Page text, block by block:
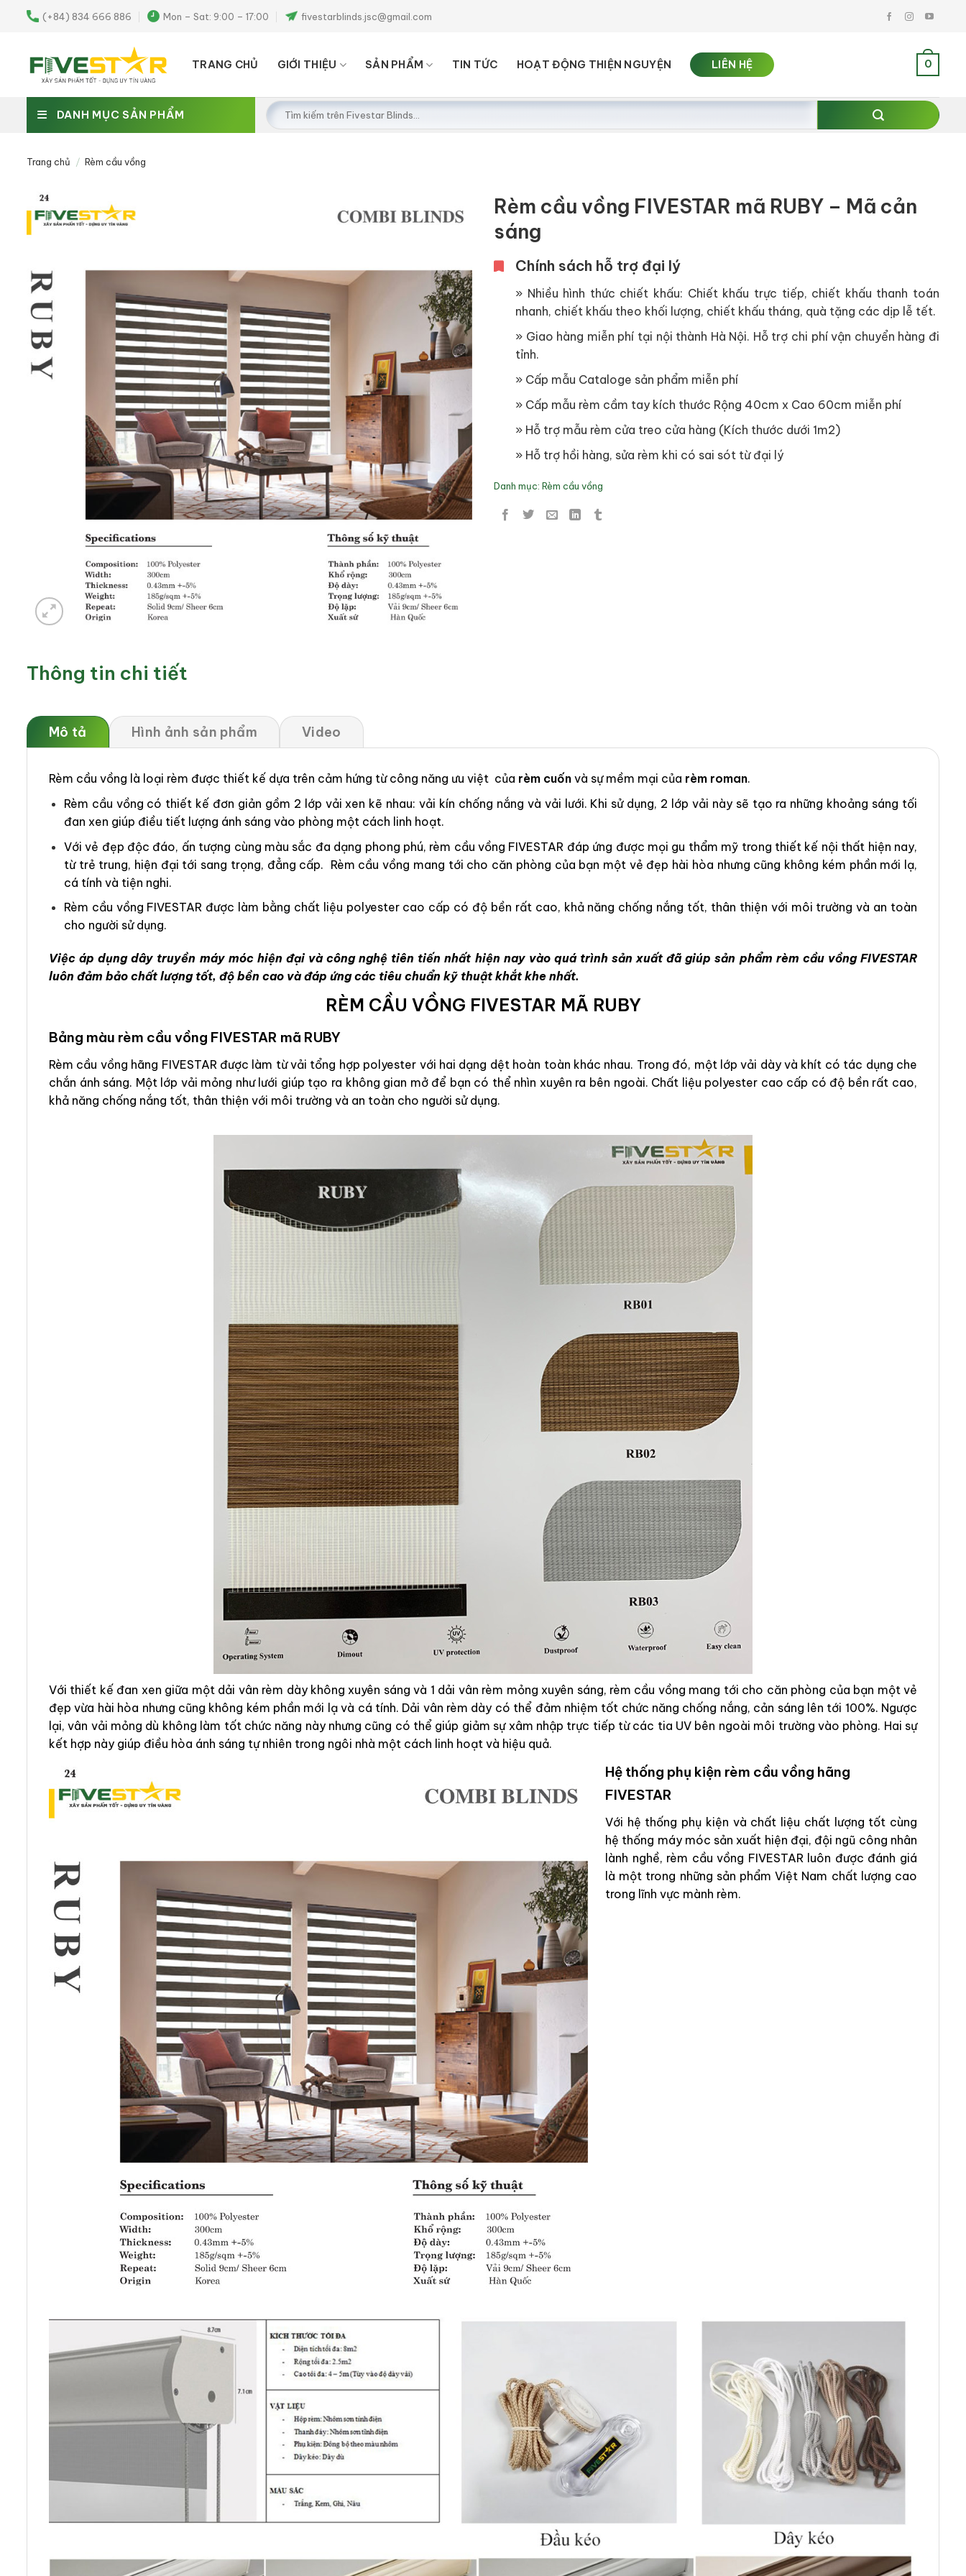
(+84) 834 666 886 Mon – Sat: 9:00 – 17:00 fivestarblinds.jsc@gmail.com
TRANG CHỦ GIỚI THIỆU SẢN PHẨM TIN TỨC HOẠT ĐỘNG THIỆN NGUYỆN LIÊN HỆ 0
DANH MỤC SẢN PHẨM
Tìm
kiếm:
Trang chủ / Rèm cầu vồng
Rèm cầu vồng FIVESTAR mã RUBY – Mã cản
sáng
Chính sách hỗ trợ đại lý
» Nhiều hình thức chiết khấu: Chiết khấu trực tiếp, chiết khấu thanh toán
nhanh, chiết khấu theo khối lượng, chiết khấu tháng, quà tặng các dịp lễ tết.
» Giao hàng miễn phí tại nội thành Hà Nội. Hỗ trợ chi phí vận chuyển hàng đi
tỉnh.
» Cấp mẫu Cataloge sản phẩm miễn phí
» Cấp mẫu rèm cầm tay kích thước Rộng 40cm x Cao 60cm miễn phí
» Hỗ trợ mẫu rèm cửa treo cửa hàng (Kích thước dưới 1m2)
» Hỗ trợ hồi hàng, sửa rèm khi có sai sót từ đại lý
Danh mục: Rèm cầu vồng
Thông tin chi tiết
Mô tả Hình ảnh sản phẩm Video
Rèm cầu vồng là loại rèm được thiết kế dựa trên cảm hứng từ công năng ưu việt của rèm cuốn và sự mềm mại của rèm roman.
Rèm cầu vồng có thiết kế đơn giản gồm 2 lớp vải xen kẽ nhau: vải kín chống nắng và vải lưới. Khi sử dụng, 2 lớp vải này sẽ tạo ra những khoảng sáng tối
đan xen giúp điều tiết lượng ánh sáng vào phòng một cách linh hoạt.
Với vẻ đẹp độc đáo, ấn tượng cùng màu sắc đa dạng phong phú, rèm cầu vồng FIVESTAR đáp ứng được mọi gu thẩm mỹ trong thiết kế nội thất hiện nay,
từ trẻ trung, hiện đại tới sang trọng, đẳng cấp. Rèm cầu vồng mang tới cho căn phòng của bạn một vẻ đẹp hài hòa nhưng cũng không kém phần mới lạ,
cá tính và tiện nghi.
Rèm cầu vồng FIVESTAR được làm bằng chất liệu polyester cao cấp có độ bền rất cao, khả năng chống nắng tốt, thân thiện với môi trường và an toàn
cho người sử dụng.
Việc áp dụng dây truyền máy móc hiện đại và công nghệ tiên tiến nhất hiện nay vào quá trình sản xuất đã giúp sản phẩm rèm cầu vồng FIVESTAR
luôn đảm bảo chất lượng tốt, độ bền cao và đáp ứng các tiêu chuẩn kỹ thuật khắt khe nhất.
RÈM CẦU VỒNG FIVESTAR MÃ RUBY
Bảng màu rèm cầu vồng FIVESTAR mã RUBY
Rèm cầu vồng hãng FIVESTAR được làm từ vải tổng hợp polyester với hai dạng dệt hoàn toàn khác nhau. Trong đó, một lớp vải dày và khít có tác dụng che
chắn ánh sáng. Một lớp vải mỏng như lưới giúp tạo ra không gian mở để bạn có thể nhìn xuyên ra bên ngoài. Chất liệu polyester cao cấp có độ bền rất cao,
khả năng chống nắng tốt, thân thiện với môi trường và an toàn cho người sử dụng.
Với thiết kế đan xen giữa một dải vân rèm dày không xuyên sáng và 1 dải vân rèm mỏng xuyên sáng, rèm cầu vồng mang tới cho căn phòng của bạn một vẻ
đẹp vừa hài hòa nhưng cũng không kém phần mới lạ và cá tính. Dải vân rèm dày có thể đảm nhiệm tốt chức năng chống nắng, cản sáng lên tới 100%. Ngược
lại, vân vải mỏng dù không làm tốt chức năng này nhưng cũng có thể giúp giảm sự xâm nhập trực tiếp từ các tia UV bên ngoài môi trường vào phòng. Hai sự
kết hợp này giúp điều hòa ánh sáng tự nhiên trong ngôi nhà một cách linh hoạt và hiệu quả.
Hệ thống phụ kiện rèm cầu vồng hãng
FIVESTAR
Với hệ thống phụ kiện và chất liệu chất lượng tốt cùng
hệ thống máy móc sản xuất hiện đại, đội ngũ công nhân
lành nghề, rèm cầu vồng FIVESTAR luôn được đánh giá
là một trong những sản phẩm Việt Nam chất lượng cao
trong lĩnh vực mành rèm.